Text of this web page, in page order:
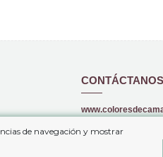
CONTÁCTANOS
+34 646 69 49 03
de navegación y mostrar